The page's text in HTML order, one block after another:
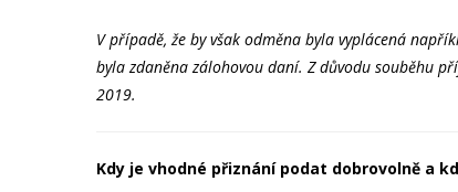
V případě, že by však odměna byla vyplácená
byla zdaněna zálohovou daní. Z důvodu souběhu
2019.
Kdy je vhodné přiznání podat dobrovolně a